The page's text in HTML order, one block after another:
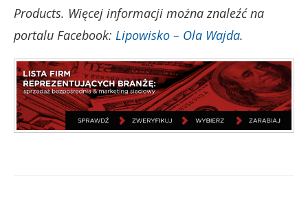
Products. Więcej informacji można znaleźć na
portalu Facebook: Lipowisko – Ola Wajda.